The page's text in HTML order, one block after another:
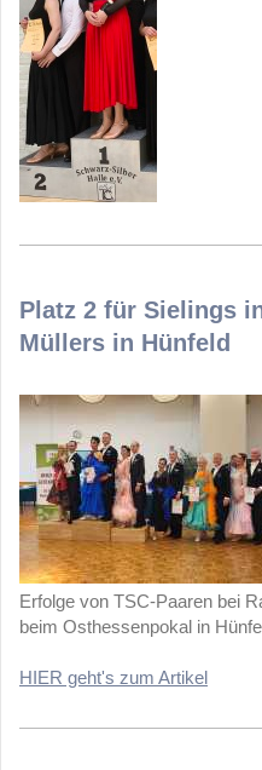
Platz 2 für Sielings
Müllers in Hünfeld
Erfolge von TSC-Paaren bei
beim Osthessenpokal in
HIER geht's zum Artikel